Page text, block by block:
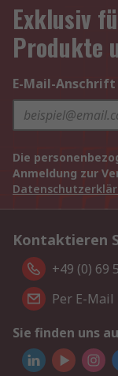
Exklusiv
Produkte
E-Mail-Anschrift
Die
Anmeldung zur
Kontaktieren
+49 (0) 69
Per E-
Sie finden uns